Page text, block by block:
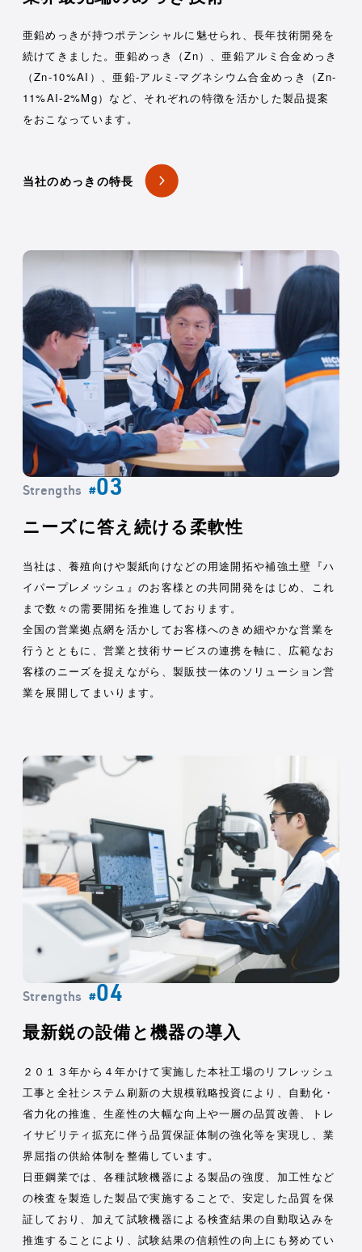
亜鉛めっきが持つポテンシャルに魅せられ、長年技術開発を
続けてきました。亜鉛めっき（Zn）、亜鉛アルミ合金めっき
（Zn-10%AI）、亜鉛-アルミ-マグネシウム合金めっき（Zn-
11%AI-2%Mg）など、それぞれの特徴を活かした製品提案
をおこなっています。
当社のめっきの特長
Strengths #
ニーズに答え続ける柔軟性
当社は、養殖向けや製紙向けなどの用途開拓や補強土壁『ハ
イパープレメッシュ』のお客様との共同開発をはじめ、これ
まで数々の需要開拓を推進しております。
全国の営業拠点網を活かしてお客様へのきめ細やかな営業を
行うとともに、営業と技術サービスの連携を軸に、広範なお
客様のニーズを捉えながら、製販技一体のソリューション営
業を展開してまいります。
Strengths #
最新鋭の設備と機器の導入
２０１３年から４年かけて実施した本社工場のリフレッシュ
工事と全社システム刷新の大規模戦略投資により、自動化・
省力化の推進、生産性の大幅な向上や一層の品質改善、トレ
イサビリティ拡充に伴う品質保証体制の強化等を実現し、業
界屈指の供給体制を整備しています。
日亜鋼業では、各種試験機器による製品の強度、加工性など
の検査を製造した製品で実施することで、安定した品質を保
証しており、加えて試験機器による検査結果の自動取込みを
推進することにより、試験結果の信頼性の向上にも努めてい